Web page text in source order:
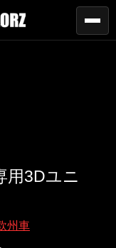
用3Dユニ
州車